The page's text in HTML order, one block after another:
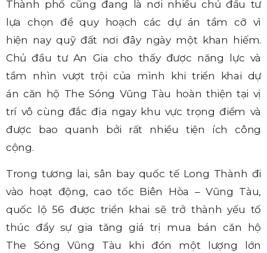
Thành phố cũng đang là nơi nhiều chủ đầu tư
lựa chọn để quy hoạch các dự án tầm cỡ vì
hiện nay quỹ đất nơi đây ngày một khan hiếm.
Chủ đầu tư An Gia cho thấy được năng lực và
tầm nhìn vượt trội của mình khi triển khai dự
án căn hộ The Sóng Vũng Tàu hoàn thiện tại vị
trí vô cùng đắc địa ngay khu vực trọng điểm và
được bao quanh bởi rất nhiều tiện ích công
cộng.
Trong tương lai, sân bay quốc tế Long Thành đi
vào hoạt động, cao tốc Biên Hòa – Vũng Tàu,
quốc lộ 56 được triển khai sẽ trở thành yếu tố
thúc đẩy sự gia tăng giá trị mua bán căn hộ
The Sóng Vũng Tàu khi đón một lượng lớn